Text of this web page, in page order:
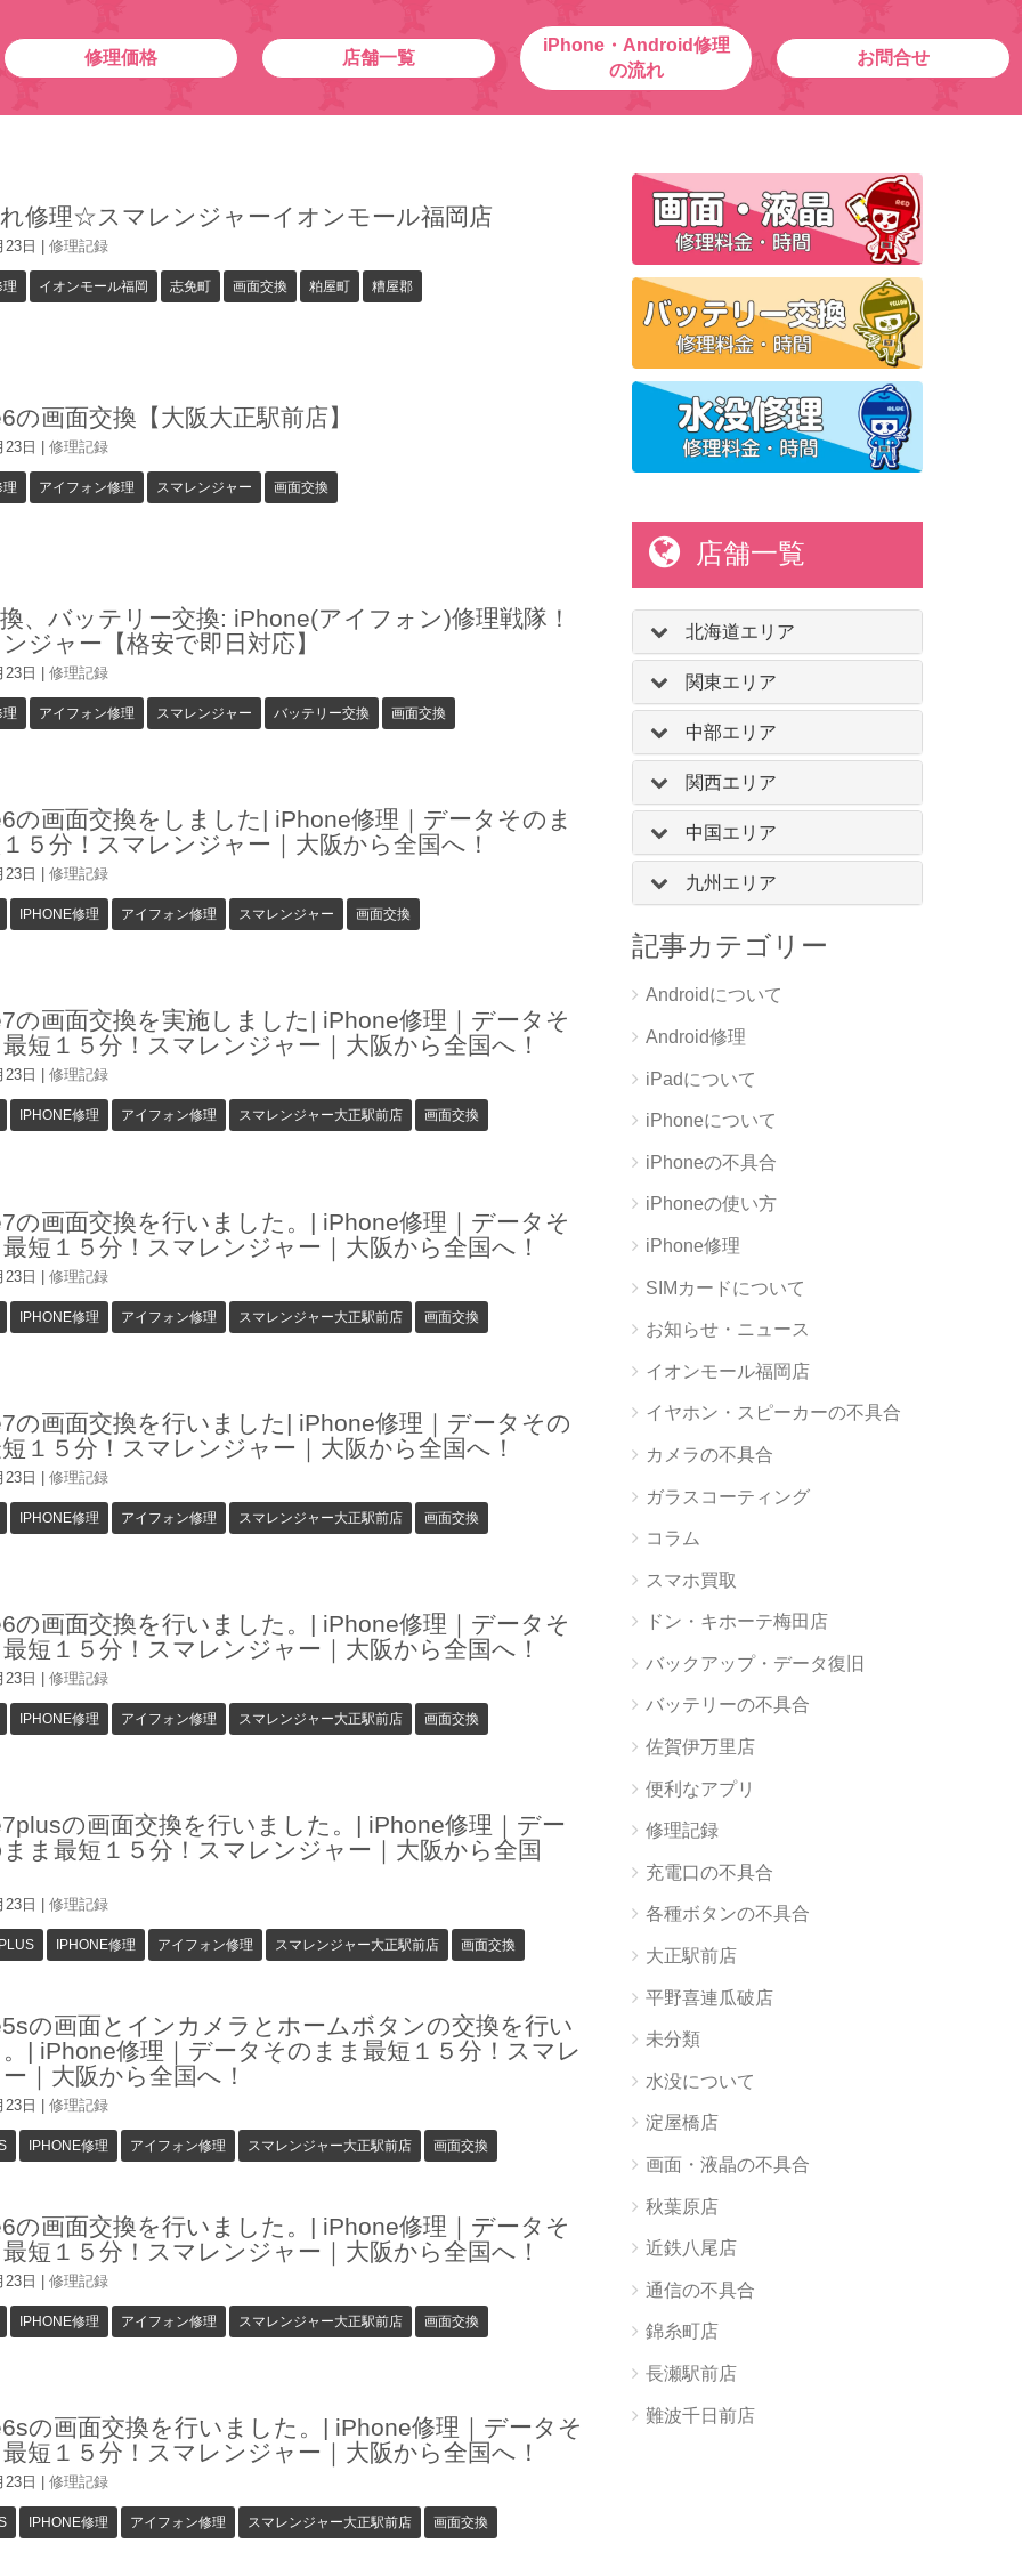
修理価格 店舗一覧
iPhone・Android修理
の流れ
お問合せ
修理☆スマレンジャーイオンモール福岡店
23日 修理記録
イオンモール福岡 志免町 画面交換 粕屋町 糟屋郡
の画面交換【大阪大正駅前店】
23日 修理記録
アイフォン修理 スマレンジャー 画面交換
、バッテリー交換: iPhone(アイフォン)修理戦隊！
ジャー【格安で即日対応】
23日 修理記録
アイフォン修理 スマレンジャー バッテリー交換 画面交換
の画面交換をしました| iPhone修理｜データそのま
５分！スマレンジャー｜大阪から全国へ！
23日 修理記録
IPHONE修理 アイフォン修理 スマレンジャー 画面交換
の画面交換を実施しました| iPhone修理｜データそ
短１５分！スマレンジャー｜大阪から全国へ！
23日 修理記録
IPHONE修理 アイフォン修理 スマレンジャー大正駅前店 画面交換
の画面交換を行いました。| iPhone修理｜データそ
短１５分！スマレンジャー｜大阪から全国へ！
23日 | 修理記録
IPHONE修理 アイフォン修理 スマレンジャー大正駅前店 画面交換
の画面交換を行いました| iPhone修理｜データその
１５分！スマレンジャー｜大阪から全国へ！
23日 | 修理記録
IPHONE修理 アイフォン修理 スマレンジャー大正駅前店 画面交換
の画面交換を行いました。| iPhone修理｜データそ
短１５分！スマレンジャー｜大阪から全国へ！
23日 修理記録
IPHONE修理 アイフォン修理 スマレンジャー大正駅前店 画面交換
の画面交換を行いました。| iPhone修理｜デー
ま最短１５分！スマレンジャー｜大阪から全国
23日 修理記録
IPHONE修理 アイフォン修理 スマレンジャー大正駅前店 画面交換
の画面とインカメラとホームボタンの交換を行い
| iPhone修理｜データそのまま最短１５分！スマレ
｜大阪から全国へ！
23日 修理記録
IPHONE修理 アイフォン修理 スマレンジャー大正駅前店 画面交換
の画面交換を行いました。| iPhone修理｜データそ
短１５分！スマレンジャー｜大阪から全国へ！
23日 修理記録
IPHONE修理 アイフォン修理 スマレンジャー大正駅前店 画面交換
の画面交換を行いました。| iPhone修理｜データそ
短１５分！スマレンジャー｜大阪から全国へ！
23日 修理記録
IPHONE修理 アイフォン修理 スマレンジャー大正駅前店 画面交換
店舗一覧
北海道エリア
関東エリア
中部エリア
関西エリア
中国エリア
九州エリア
記事カテゴリー
Androidについて
Android修理
iPadについて
iPhoneについて
iPhoneの不具合
iPhoneの使い方
iPhone修理
SIMカードについて
お知らせ・ニュース
イオンモール福岡店
イヤホン・スピーカーの不具合
カメラの不具合
ガラスコーティング
コラム
スマホ買取
ドン・キホーテ梅田店
バックアップ・データ復旧
バッテリーの不具合
佐賀伊万里店
便利なアプリ
修理記録
充電口の不具合
各種ボタンの不具合
大正駅前店
平野喜連瓜破店
未分類
水没について
淀屋橋店
画面・液晶の不具合
秋葉原店
近鉄八尾店
通信の不具合
錦糸町店
長瀬駅前店
難波千日前店